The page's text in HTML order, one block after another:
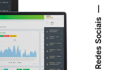
Redes Sociais